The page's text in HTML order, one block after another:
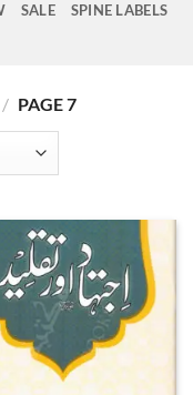
SALE SPINE LABELS
/ PAGE 7